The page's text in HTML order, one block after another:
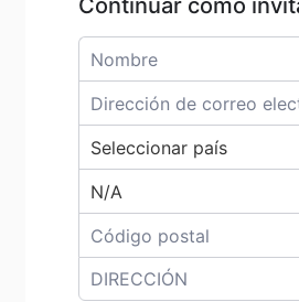
Continuar como